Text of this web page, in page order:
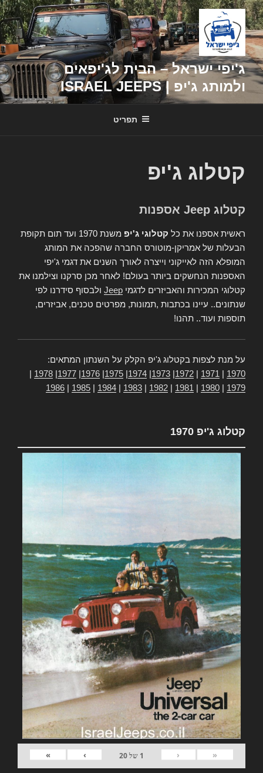
דילוג
לתוכן
ג'יפי ישראל – הבית לג'יפאים
ולמותג ג'יפ | ISRAEL JEEPS
תפריט
קטלוג ג'יפ
קטלוג Jeep אספנות
ראשית אספנו את כל קטלוגי ג'יפ
משנת 1970 ועד תום תקופת
הבעלות של אמריקן-מוטורס החברה שהפכה את המותג
המופלא הזה לאייקוני וייצרה לאורך השנים את דגמי ג'יפי
האספנות הנחשקים ביותר בעולם! לאחר מכן סרקנו וצילמנו את
קטלוגי המכירות והאביזרים לדגמי Jeep ולבסוף סידרנו לפי
שנתונים.. עיינו בכתבות ,תמונות, מפרטים טכנים, אביזרים,
תוספות ועוד.. תהנו!
על מנת לצפות בקטלוג ג'יפ הקלק על השנתון המתאים:
1970
1971
1972
1973
1974
1975
1976
1977
1978
1979
1980
1981
1982
1983
1984
1985
1986
קטלוג ג'יפ 1970
«
‹
1 של20
›
»